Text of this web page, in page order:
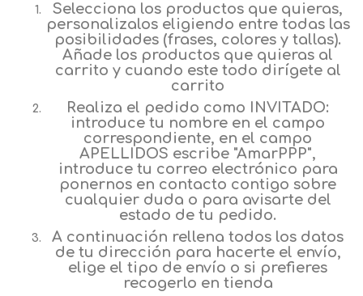
Selecciona los productos que quieras,
personalizalos eligiendo entre todas las
posibilidades (frases, colores y tallas).
Añade los productos que quieras al
carrito y cuando este todo dirígete al
carrito
Realiza el pedido como INVITADO:
introduce tu nombre en el campo
correspondiente, en el campo
APELLIDOS escribe "AmarPPP",
introduce tu correo electrónico para
ponernos en contacto contigo sobre
cualquier duda o para avisarte del
estado de tu pedido.
A continuación rellena todos los datos
de tu dirección para hacerte el envío,
elige el tipo de envío o si prefieres
recogerlo en tienda